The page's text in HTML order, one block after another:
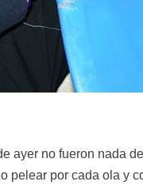
ayer no fueron nada
pelear por cada ola y